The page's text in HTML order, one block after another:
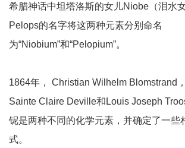
希腊神话中坦塔洛斯的女儿Niobe（泪水
Pelops的名字将这两种元素分别命名
为“Niobium”和“Pelopium”。
1864年， Christian Wilhelm Blomstrand
Sainte Claire Deville和Louis Joseph
铌是两种不同的化学元素，并确定了一些
式。